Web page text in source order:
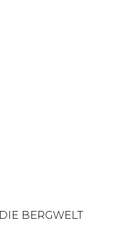
DIE BERGWELT